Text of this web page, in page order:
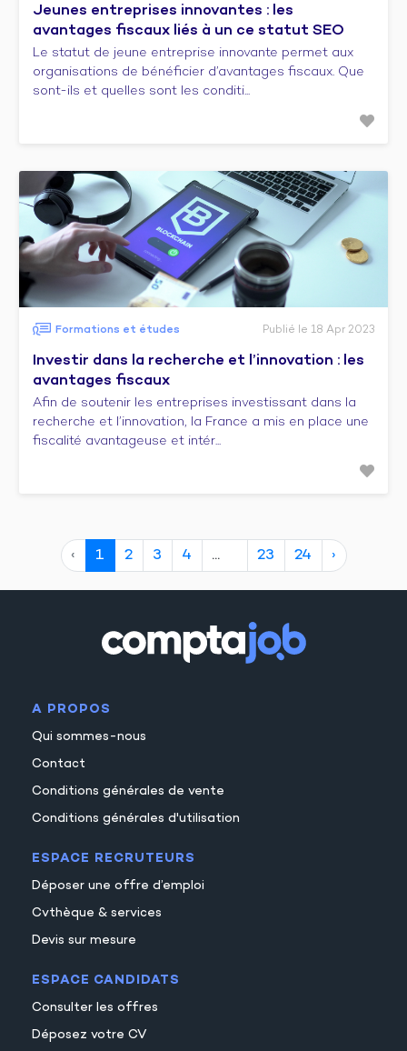
Jeunes entreprises innovantes : les
avantages fiscaux liés à un ce statut SEO
Le statut de jeune entreprise innovante permet aux
organisations de bénéficier d’avantages fiscaux. Que
sont-ils et quelles sont les conditi...
Formations et études Publié le 18 Apr 2023
Investir dans la recherche et l’innovation : les
avantages fiscaux
Afin de soutenir les entreprises investissant dans la
recherche et l’innovation, la France a mis en place une
fiscalité avantageuse et intér...
‹ 1 2 3
4
10
23 24 ›
A PROPOS
Qui sommes-nous
Contact
Conditions générales de vente
Conditions générales d'utilisation
ESPACE RECRUTEURS
Déposer une offre d’emploi
Cvthèque & services
Devis sur mesure
ESPACE CANDIDATS
Consulter les offres
Déposez votre CV